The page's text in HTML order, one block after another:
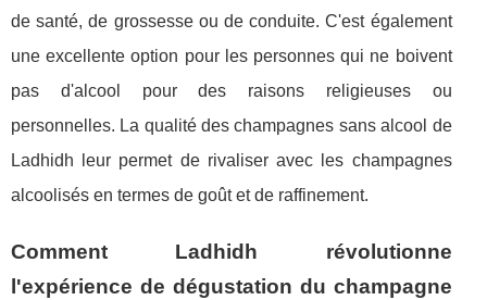
de santé, de grossesse ou de conduite. C'est également
une excellente option pour les personnes qui ne boivent
pas d'alcool pour des raisons religieuses ou
personnelles. La qualité des champagnes sans alcool de
Ladhidh leur permet de rivaliser avec les champagnes
alcoolisés en termes de goût et de raffinement.
Comment Ladhidh révolutionne
l'expérience de dégustation du champagne